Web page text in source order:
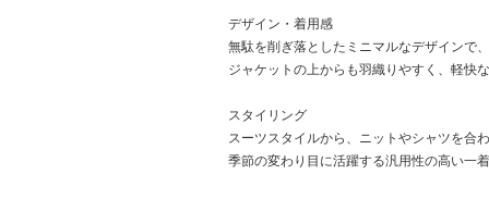
デザイン・着用感
無駄を削ぎ落としたミニマルなデザインで
ジャケットの上からも羽織りやすく、軽快
スタイリング
スーツスタイルから、ニットやシャツを合
季節の変わり目に活躍する汎用性の高い一